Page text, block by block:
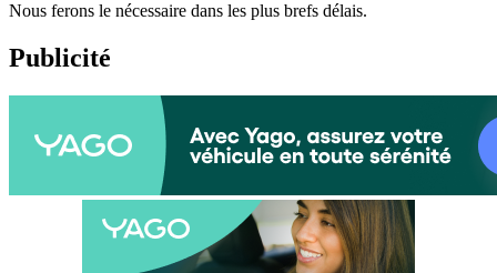
Nous ferons le nécessaire dans les plus brefs délais.
Publicité